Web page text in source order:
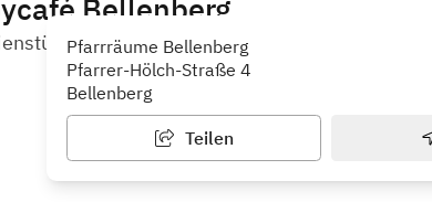
Bellenberg
Vöhringen/Bellenberg
Pfarrräume Bellenberg
Pfarrer-Hölch-Straße 4
Bellenberg
Teilen